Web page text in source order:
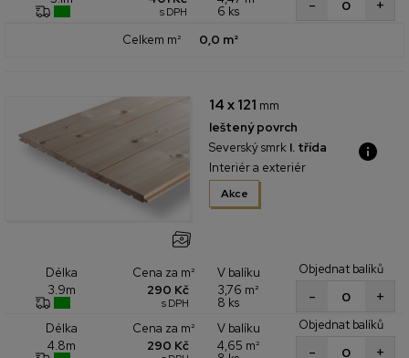
s DPH
6 ks
+
-
Celkem m² 0,0 m²
14 x 121 mm
leštený povrch
Severský smrk I. třída
Interiér a exteriér
Akce
Délka
3.9m
Cena za m²
290 Kč
s DPH
V balíku
3,76 m²
8 ks
Objednat balíků
+
-
Délka
4.8m
Cena za m²
290 Kč
V balíku
4,65 m²
Objednat balíků
+
-